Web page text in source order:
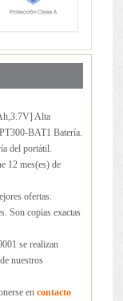
Alta
BAT1 Batería.
del portátil.
12 mes(es) de
ofertas.
Son copias exactas
se realizan
nuestros
en contacto